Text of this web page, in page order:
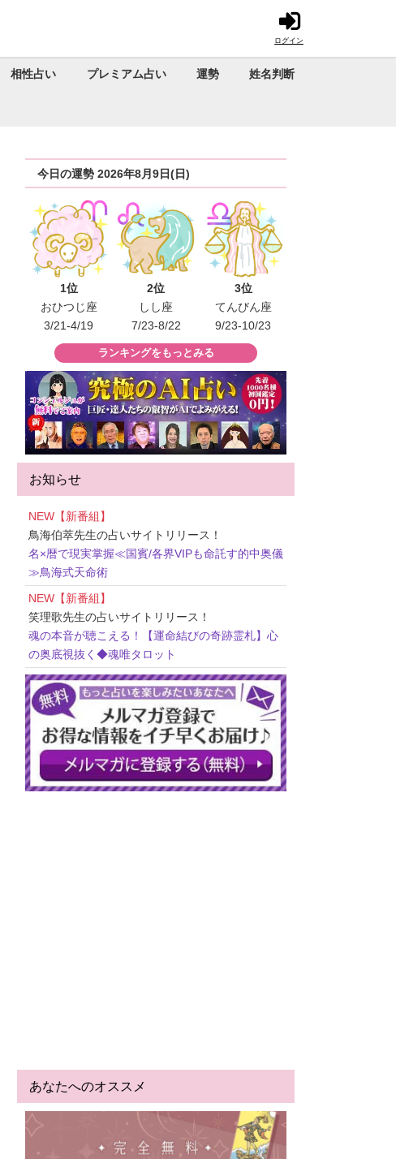
ログイン
相性占い プレミアム占い 運勢 姓名判断
今日の運勢 2026年8月9日(日)
1位
おひつじ座
3/21-4/19
2位
しし座
7/23-8/22
3位
てんびん座
9/23-10/23
ランキングをもっとみる
お知らせ
NEW【新番組】
鳥海伯萃先生の占いサイトリリース！
名×暦で現実掌握≪国賓/各界VIPも命託す的中奥儀
≫鳥海式天命術
NEW【新番組】
笑理歌先生の占いサイトリリース！
魂の本音が聴こえる！【運命結びの奇跡霊札】心
の奥底視抜く◆魂唯タロット
あなたへのオススメ